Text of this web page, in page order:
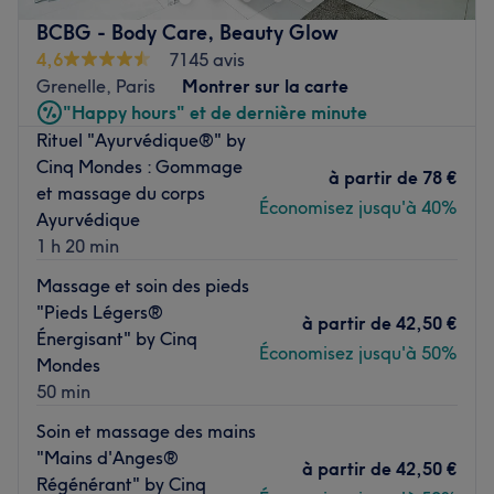
10), notre institut vous accueille dans un cadre calme,
confortable et chaleureux, idéal pour vous détendre et
prendre soin de vous.
masseuse professionnelle, vous propose des massages
traditionnels chinois Tuina, parfaits pour relâcher les
tensions, soulager le stress et retrouver l’équilibre du
corps et de l’esprit.
Offrez-vous un moment de bien-être et de relaxation
dans une ambiance apaisante.
Nous proposons également des services d’épilation.
Nous serons ravis de vous accueillir chez Asian Zen.
Voir le salon
BCBG - Body Care, Beauty Glow
4,6
7145 avis
Grenelle, Paris
Montrer sur la carte
"Happy hours" et de dernière minute
Rituel "Ayurvédique®" by
Cinq Mondes : Gommage
et massage du corps
Ayurvédique
1 h 20 min
à partir de 78 €
Économisez jusqu'à 40%
Massage et soin des pieds
"Pieds Légers®
Énergisant" by Cinq
Mondes
50 min
à partir de 42,50 €
Économisez jusqu'à 50%
Soin et massage des mains
"Mains d'Anges®
Régénérant" by Cinq
à partir de 42,50 €